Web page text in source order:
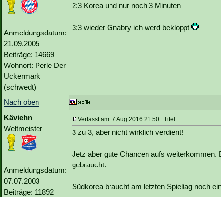
Anmeldungsdatum:
21.09.2005
Beiträge: 14669
Wohnort: Perle Der
Uckermark
(schwedt)
2:3 Korea und nur noch 3 Minuten
3:3 wieder Gnabry ich werd bekloppt
Nach oben
Käviehn
Weltmeister
Anmeldungsdatum:
07.07.2003
Beiträge: 11892
Verfasst am: 7 Aug 2016 21:50 Titel:
3 zu 3, aber nicht wirklich verdient!
Jetz aber gute Chancen aufs weiterkommen.
gebraucht.
Südkorea braucht am letzten Spieltag noch